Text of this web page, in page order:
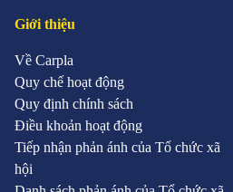
Giới thiệu
Về Carpla
Quy chế hoạt động
Quy định chính sách
Điều khoản hoạt động
Tiếp nhận phản ánh của Tổ chức xã
hội